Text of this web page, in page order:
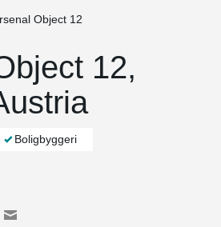
Object 12
12,
Boligbyggeri